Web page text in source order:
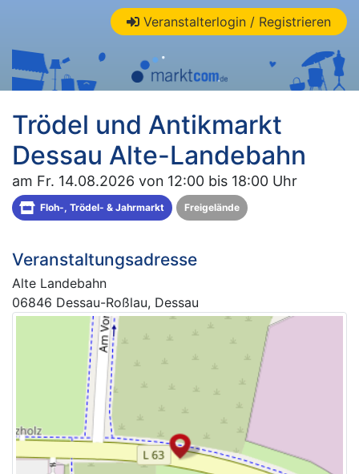
Veranstalterlogin / Registrieren
Trödel und Antikmarkt
Dessau Alte-Landebahn
am Fr. 14.08.2026 von 12:00 bis 18:00 Uhr
Floh-, Trödel- & Jahrmarkt Freigelände
Veranstaltungsadresse
Alte Landebahn
06846 Dessau-Roßlau, Dessau